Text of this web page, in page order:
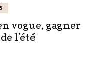
vogue, gagner
l’été